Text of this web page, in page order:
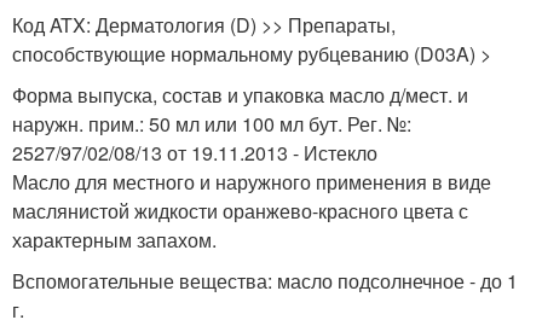
Код ATX: Дерматология (D) >> Препараты,
способствующие нормальному рубцеванию (D03A) >
Форма выпуска, состав и упаковка масло д/мест. и
наружн. прим.: 50 мл или 100 мл бут. Рег. №:
2527/97/02/08/13 от 19.11.2013 - Истекло
Масло для местного и наружного применения в виде
маслянистой жидкости оранжево-красного цвета с
характерным запахом.
Вспомогательные вещества: масло подсолнечное - до 1
г.